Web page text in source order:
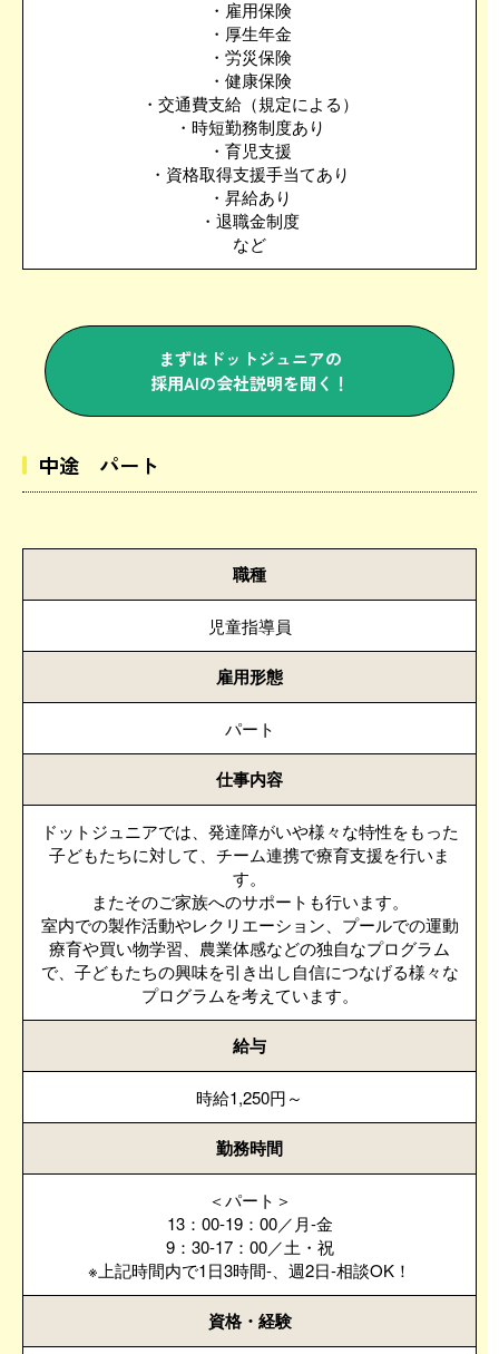
・雇用保険
・厚生年金
・労災保険
・健康保険
・交通費支給（規定による）
・時短勤務制度あり
・育児支援
・資格取得支援手当てあり
・昇給あり
・退職金制度
など
まずはドットジュニアの
採用AIの会社説明を聞く！
中途 パート
職種
児童指導員
雇用形態
パート
仕事内容
ドットジュニアでは、発達障がいや様々な特性をもった
子どもたちに対して、チーム連携で療育支援を行いま
す。
またそのご家族へのサポートも行います。
室内での製作活動やレクリエーション、プールでの運動
療育や買い物学習、農業体感などの独自なプログラム
で、子どもたちの興味を引き出し自信につなげる様々な
プログラムを考えています。
給与
時給1,250円～
勤務時間
＜パート＞
13：00-19：00／月-金
9：30-17：00／土・祝
※上記時間内で1日3時間-、週2日-相談OK！
資格・経験